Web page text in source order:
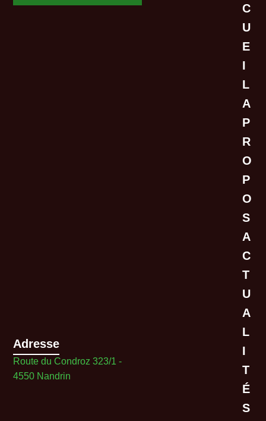
Adresse
Route du Condroz 323/1 -
4550 Nandrin
C
U
E
I
L
A
P
R
O
P
O
S
A
C
T
U
A
L
I
T
É
S